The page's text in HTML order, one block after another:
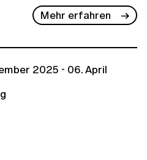
Mehr erfahren
2025 - 06. April